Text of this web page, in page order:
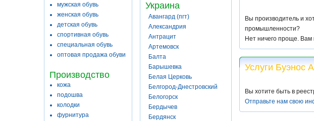
мужская обувь
женская обувь
детская обувь
спортивная обувь
специальная обувь
оптовая продажа обуви
Производство
кожа
подошва
колодки
фурнитура
Украина
Авангард (пгт)
Александрия
Антрацит
Артемовск
Балта
Барышевка
Белая Церковь
Белгород-Днестровский
Белогорск
Бердычев
Бердянск
Вы производитель и
промышленности?
Нет ничего проще.
Услуги Буэнос
Вы хотите быть в
Отправьте нам свою